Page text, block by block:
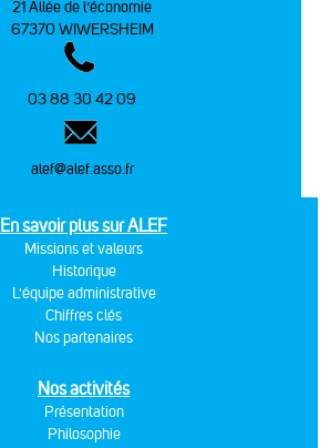
21 Allée de l’économie
67370 WIWERSHEIM
03 88 30 42 09
alef@alef.asso.fr
En savoir plus sur ALEF
Missions et valeurs
Historique
L'équipe administrative
Chiffres clés
Nos partenaires
Nos activités
Présentation
Philosophie